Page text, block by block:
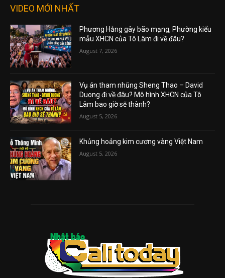
VIDEO MỚI NHẤT
Phương Hằng gây bão mạng, Phường kiểu
mẫu XHCN của Tô Lâm đi về đâu?
August 7, 2026
Vụ án tham nhũng Sheng Thao – David
Duong đi về đâu? Mô hình XHCN của Tô
Lâm bao giờ sẽ thành?
August 5, 2026
Khủng hoảng kim cương vàng Việt Nam
August 5, 2026